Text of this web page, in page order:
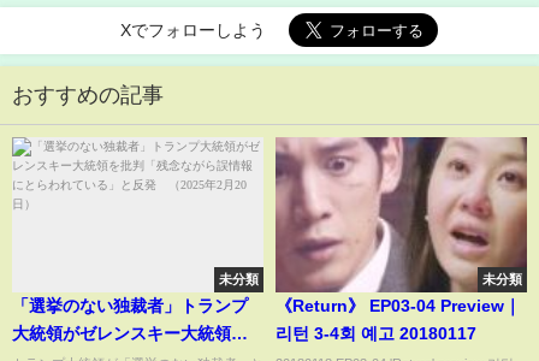
Xでフォローしよう
おすすめの記事
未分類
「選挙のない独裁者」トランプ
大統領がゼレンスキー大統領を
未分類
《Return》 EP03-04 Preview｜
리턴 3-4회 예고 20180117